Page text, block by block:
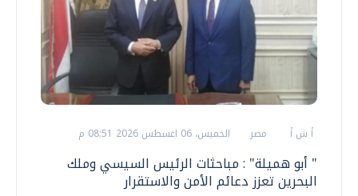
أ ش أ مصر الخميس، 06 اغسطس 2026 08:51 م
" أبو هميلة" : مباحثات الرئيس السيسي وملك
البحرين تعزز دعائم الأمن والاستقرار